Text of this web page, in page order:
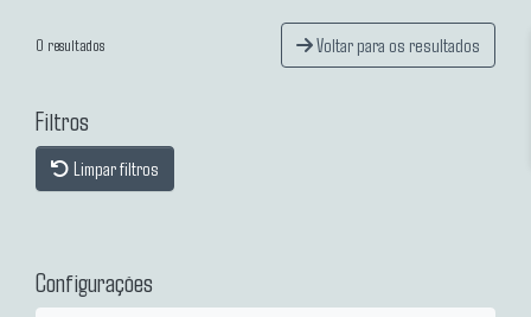
0 resultados Voltar para os resultados
Filtros
Limpar filtros
Configurações